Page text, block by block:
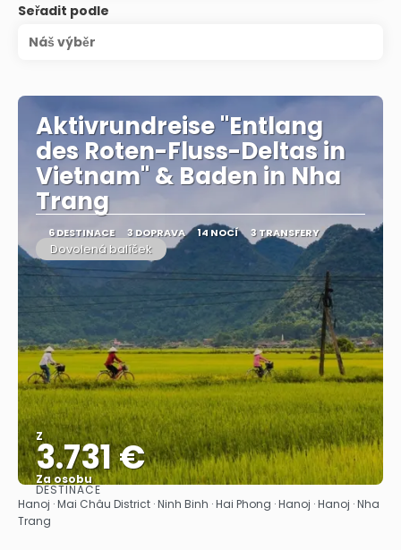
Seřadit podle
Náš výběr
Aktivrundreise "Entlang
des Roten-Fluss-Deltas in
Vietnam" & Baden in Nha
Trang
6 DESTINACE 3 DOPRAVA 14 NOCÍ 3 TRANSFERY
Dovolená balíček
Z
3.731 €
Za osobu
Zobrazit
DESTINACE
Hanoj · Mai Châu District · Ninh Binh · Hai Phong · Hanoj · Hanoj · Nha
Trang